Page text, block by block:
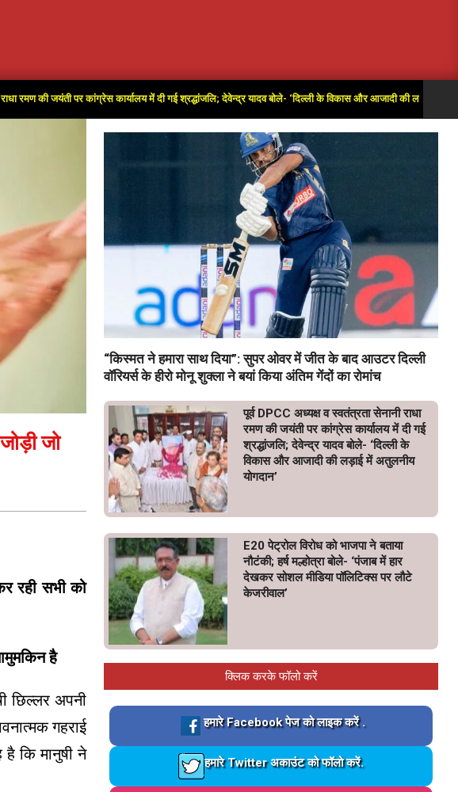
पर कांग्रेस कार्यालय में दी गई श्रद्धांजलि; देवेन्द्र यादव बोले- ‘दिल्ली के विकास और आजादी की लड़ाई में अतुलनीय योगदान’
जो
रही सभी को
है
छिल्लर अपनी
गहराई
कि मानुषी ने
“किस्मत ने हमारा साथ दिया”: सुपर ओवर में जीत के बाद आउटर दिल्ली
वॉरियर्स के हीरो मोनू शुक्ला ने बयां किया अंतिम गेंदों का रोमांच
पूर्व DPCC अध्यक्ष व स्वतंत्रता सेनानी राधा
रमण की जयंती पर कांग्रेस कार्यालय में दी गई
श्रद्धांजलि; देवेन्द्र यादव बोले- ‘दिल्ली के
विकास और आजादी की लड़ाई में अतुलनीय
योगदान’
E20 पेट्रोल विरोध को भाजपा ने बताया
नौटंकी; हर्ष मल्होत्रा बोले- ‘पंजाब में हार
देखकर सोशल मीडिया पॉलिटिक्स पर लौटे
केजरीवाल’
क्लिक करके फॉलो करें
Loading…
हमारे Facebook पेज को लाइक करें .
Loading…
हमारे Twitter अकाउंट को फॉलो करें.